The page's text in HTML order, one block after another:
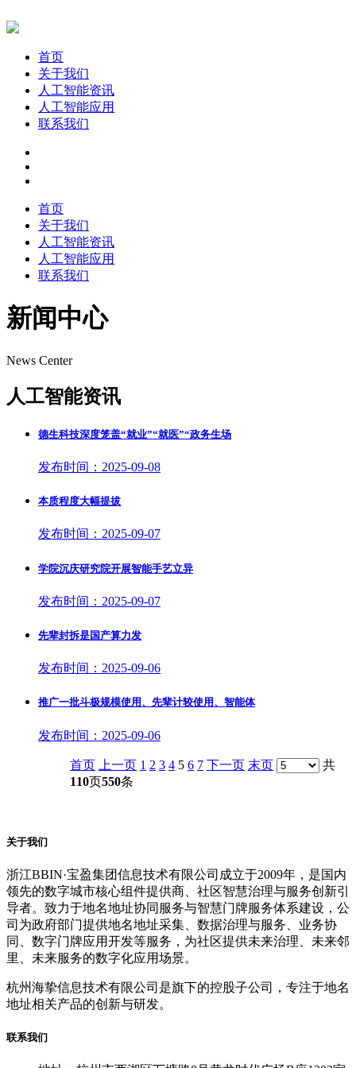
首页
关于我们
人工智能资讯
人工智能应用
联系我们
首页
关于我们
人工智能资讯
人工智能应用
联系我们
新闻中心
News Center
人工智能资讯
德生科技深度笼盖“就业”“就医”“政务生场
发布时间：2025-09-08
本质程度大幅提拔
发布时间：2025-09-07
学院沉庆研究院开展智能手艺立异
发布时间：2025-09-07
先辈封拆是国产算力发
发布时间：2025-09-06
推广一批斗极规模使用、先辈计较使用、智能体
发布时间：2025-09-06
首页 上一页 1 2 3 4 5 6 7 下一页 末页
共
110页550条
关于我们
浙江BBIN·宝盈集团信息技术有限公司成立于2009年，是国内
领先的数字城市核心组件提供商、社区智慧治理与服务创新引
导者。致力于地名地址协同服务与智慧门牌服务体系建设，公
司为政府部门提供地名地址采集、数据治理与服务、业务协
同、数字门牌应用开发等服务，为社区提供未来治理、未来邻
里、未来服务的数字化应用场景。
杭州海挚信息技术有限公司是旗下的控股子公司，专注于地名
地址相关产品的创新与研发。
联系我们